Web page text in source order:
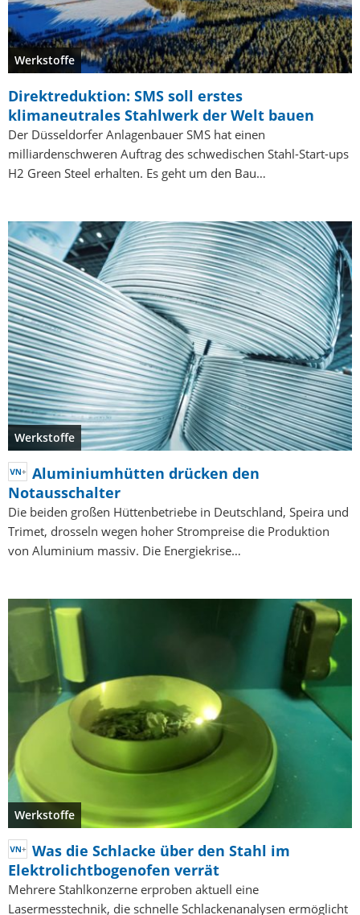
Werkstoffe
Direktreduktion: SMS soll erstes
klimaneutrales Stahlwerk der Welt bauen
Der Düsseldorfer Anlagenbauer SMS hat einen
milliardenschweren Auftrag des schwedischen Stahl-Start-ups
H2 Green Steel erhalten. Es geht um den Bau…
Werkstoffe
Aluminiumhütten drücken den
Notausschalter
Die beiden großen Hüttenbetriebe in Deutschland, Speira und
Trimet, drosseln wegen hoher Strompreise die Produktion
von Aluminium massiv. Die Energiekrise…
Werkstoffe
Was die Schlacke über den Stahl im
Elektrolichtbogenofen verrät
Mehrere Stahlkonzerne erproben aktuell eine
Lasermesstechnik, die schnelle Schlackenanalysen ermöglicht